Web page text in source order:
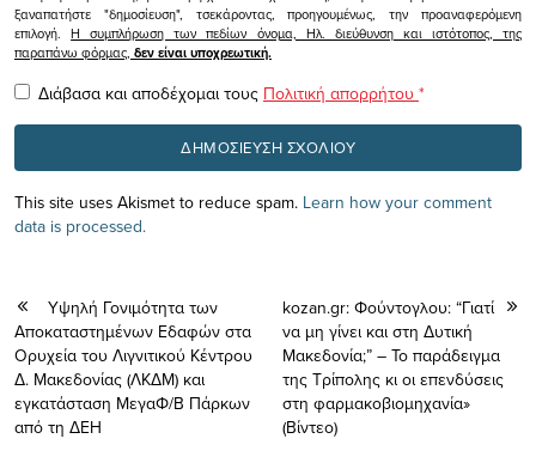
ξαναπατήστε "δημοσίευση", τσεκάροντας, προηγουμένως, την προαναφερόμενη
επιλογή.Η συμπλήρωση των πεδίων όνομα, Ηλ. διεύθυνση και ιστότοπος, της
παραπάνω φόρμας, δεν είναι υποχρεωτική.
Διάβασα και αποδέχομαι τους Πολιτική απορρήτου *
This site uses Akismet to reduce spam. Learn how your comment
data is processed.
Υψηλή Γονιμότητα των
Αποκαταστημένων Εδαφών στα
Ορυχεία του Λιγνιτικού Κέντρου
Δ. Μακεδονίας (ΛΚΔΜ) και
εγκατάσταση ΜεγαΦ/Β Πάρκων
από τη ΔΕΗ
kozan.gr: Φούντογλου: “Γιατί
να μη γίνει και στη Δυτική
Μακεδονία;” – Το παράδειγμα
της Τρίπολης κι οι επενδύσεις
στη φαρμακοβιομηχανία»
(Βίντεο)